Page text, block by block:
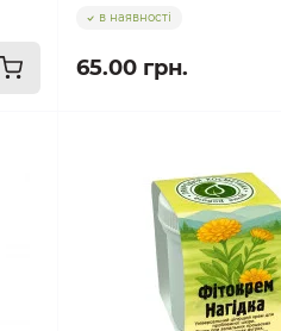
в наявності
65.00 грн.